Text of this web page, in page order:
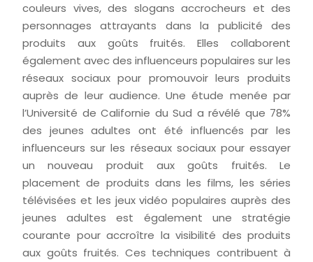
couleurs vives, des slogans accrocheurs et des
personnages attrayants dans la publicité des
produits aux goûts fruités. Elles collaborent
également avec des influenceurs populaires sur les
réseaux sociaux pour promouvoir leurs produits
auprès de leur audience. Une étude menée par
l’Université de Californie du Sud a révélé que 78%
des jeunes adultes ont été influencés par les
influenceurs sur les réseaux sociaux pour essayer
un nouveau produit aux goûts fruités. Le
placement de produits dans les films, les séries
télévisées et les jeux vidéo populaires auprès des
jeunes adultes est également une stratégie
courante pour accroître la visibilité des produits
aux goûts fruités. Ces techniques contribuent à